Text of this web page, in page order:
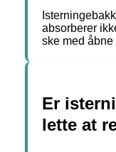
absorberer
ske med
Er
lette at